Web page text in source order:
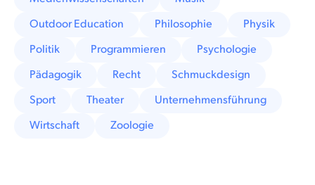
Outdoor Education
Philosophie
Physik
Politik
Programmieren
Psychologie
Pädagogik
Recht
Schmuckdesign
Sport
Theater
Unternehmensführung
Wirtschaft
Zoologie